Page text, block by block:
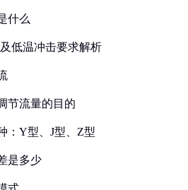
什么
低温冲击要求解析
节流量的目的
：Y型、J型、Z型
是多少